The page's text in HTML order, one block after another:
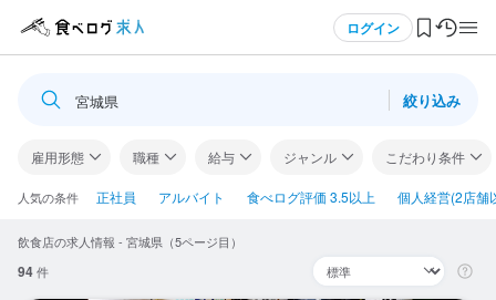
ログイン
食べログ求人TOP
求人検索
宮城県 絞り込み
雇用形態 職種 給与 ジャンル こだわり条件
人気の条件 正社員 アルバイト 食べログ評価 3.5以上 個人経営(2店舗
飲食店の求人情報 - 宮城県（5ページ目）
94件